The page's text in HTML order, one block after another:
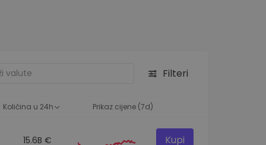
Filteri
Količina u 24h Prikaz cijene (7d)
15.6B € Kupi